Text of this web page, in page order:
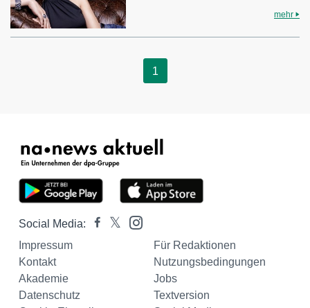
mehr
1
Social Media:
Impressum
Für Redaktionen
Kontakt
Nutzungsbedingungen
Akademie
Jobs
Datenschutz
Textversion